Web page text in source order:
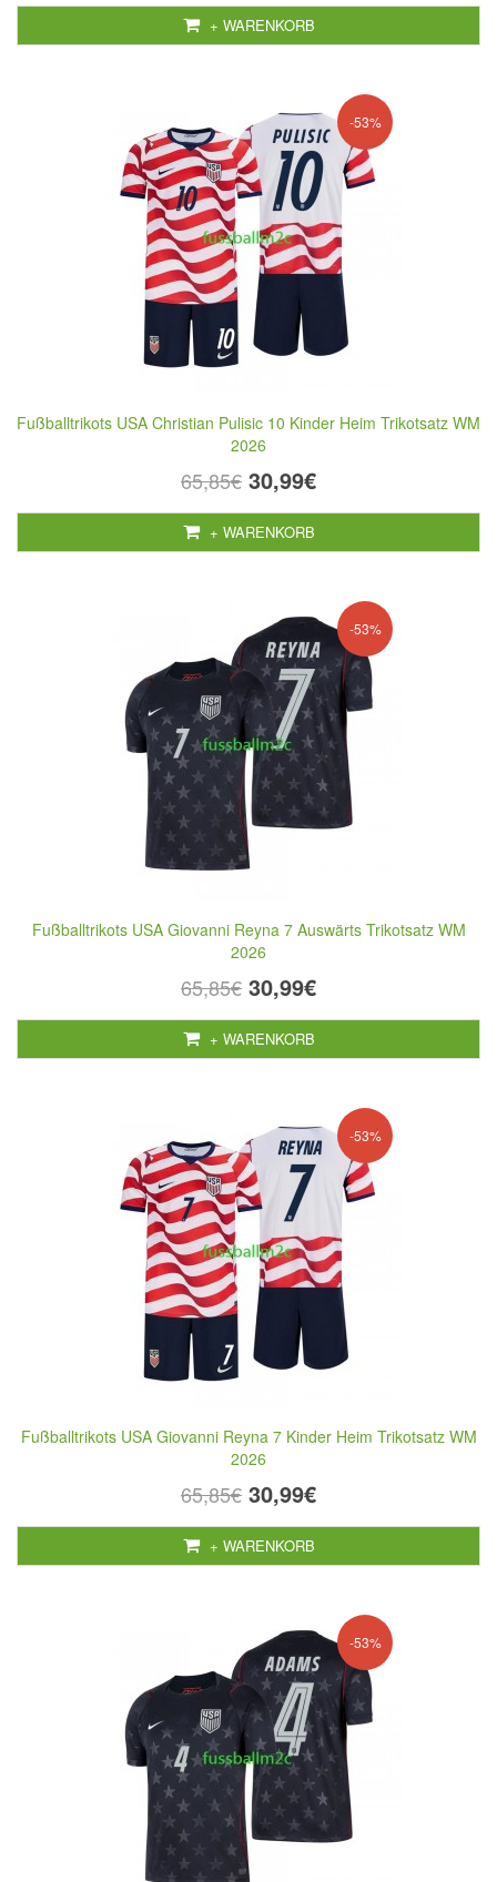
+ WARENKORB
-53%
Fußballtrikots USA Christian Pulisic 10 Kinder Heim Trikotsatz WM
2026
65,85€ 30,99€
+ WARENKORB
-53%
Fußballtrikots USA Giovanni Reyna 7 Auswärts Trikotsatz WM
2026
65,85€ 30,99€
+ WARENKORB
-53%
Fußballtrikots USA Giovanni Reyna 7 Kinder Heim Trikotsatz WM
2026
65,85€ 30,99€
+ WARENKORB
-53%